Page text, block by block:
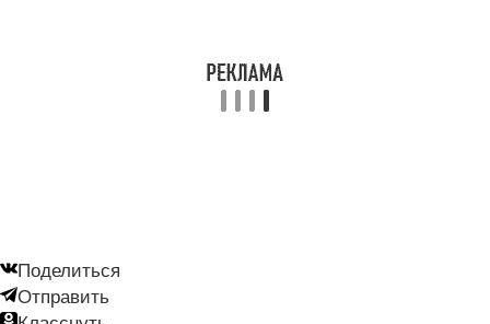
Поделиться
Отправить